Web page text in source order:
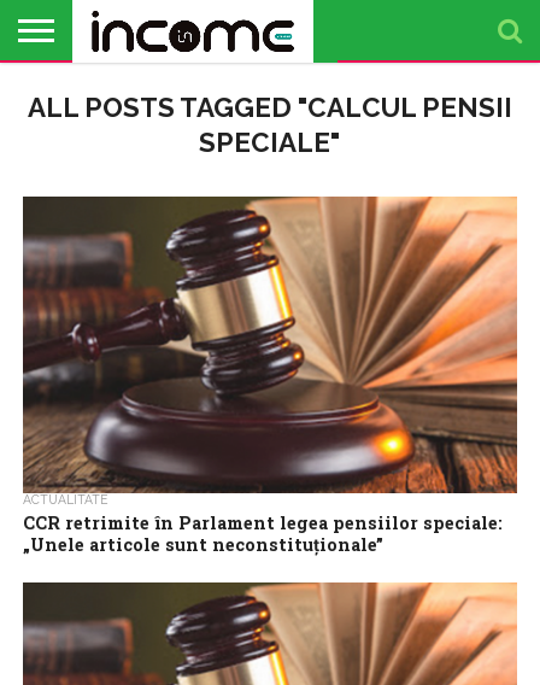
PROFIL DE
ANTREPRENOR
BUSINESS
ANALIZE
OPINII
FINANȚE
PERSONALE
TIMP
LIBER
ALL POSTS TAGGED "CALCUL PENSII
SPECIALE"
ACTUALITATE
CCR retrimite în Parlament legea pensiilor speciale:
„Unele articole sunt neconstituţionale”
miercuri să retrimită în Parlament Legea de modificare a
pensiilor speciale, după ce unele...